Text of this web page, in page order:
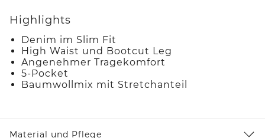
Highlights
Denim im Slim Fit
High Waist und Bootcut Leg
Angenehmer Tragekomfort
5-Pocket
Baumwollmix mit Stretchanteil
Material und Pflege